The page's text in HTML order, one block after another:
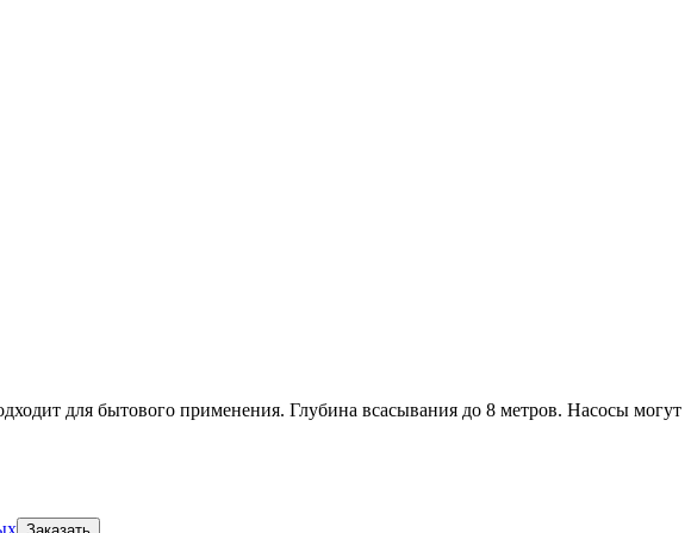
для бытового применения. Глубина всасывания до 8 метров. Насосы могут